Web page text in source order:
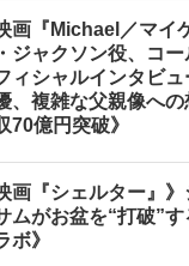
画『Michael／マイ
ジャクソン役、コ
ィシャルインタビ
、複雑な父親像へ
70億円突破》
画『シェルター』
ムがお盆を“打破”す
ボ》